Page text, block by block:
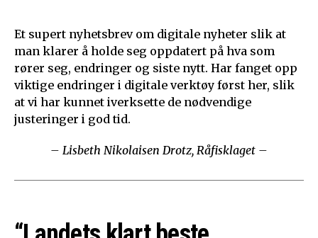
Et supert nyhetsbrev om digitale nyheter slik at
man klarer å holde seg oppdatert på hva som
rører seg, endringer og siste nytt. Har fanget opp
viktige endringer i digitale verktøy først her, slik
at vi har kunnet iverksette de nødvendige
justeringer i god tid.
– Lisbeth Nikolaisen Drotz, Råfisklaget –